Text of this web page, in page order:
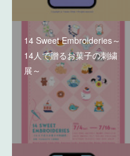
14 Sweet Embroideries～
14人で贈るお菓子の刺繍
展～